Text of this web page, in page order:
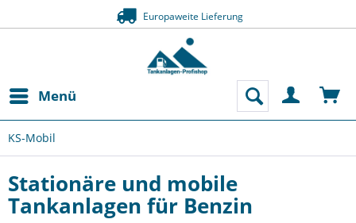
Europaweite Lieferung
Menü
KS-Mobil
Stationäre und mobile
Tankanlagen für Benzin